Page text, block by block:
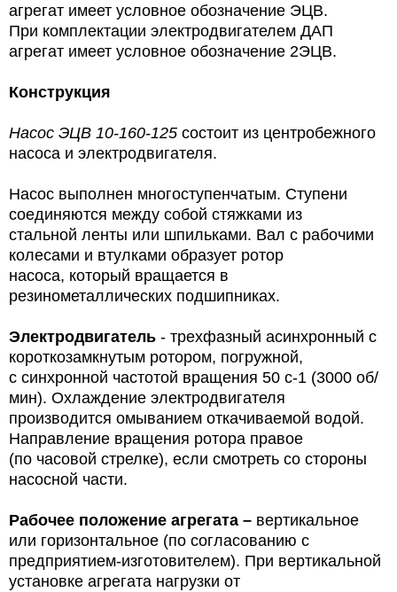
агрегат имеет условное обозначение ЭЦВ.
При комплектации электродвигателем ДАП
агрегат имеет условное обозначение 2ЭЦВ.
Конструкция
Насос ЭЦВ 10-160-125 состоит из центробежного
насоса и электродвигателя.
Насос выполнен многоступенчатым. Ступени
соединяются между собой стяжками из
стальной ленты или шпильками. Вал с рабочими
колесами и втулками образует ротор
насоса, который вращается в
резинометаллических подшипниках.
Электродвигатель - трехфазный асинхронный с
короткозамкнутым ротором, погружной,
с синхронной частотой вращения 50 с-1 (3000 об/
мин). Охлаждение электродвигателя
производится омыванием откачиваемой водой.
Направление вращения ротора правое
(по часовой стрелке), если смотреть со стороны
насосной части.
Рабочее положение агрегата – вертикальное
или горизонтальное (по согласованию с
предприятием-изготовителем). При вертикальной
установке агрегата нагрузки от